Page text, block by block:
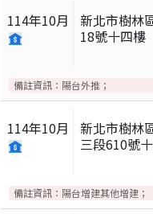
114年10月
新北市樹林
18號十四樓
備註資訊： 陽台外推；
114年10月
新北市樹林
三段610號
備註資訊： 陽台增建其他增建；